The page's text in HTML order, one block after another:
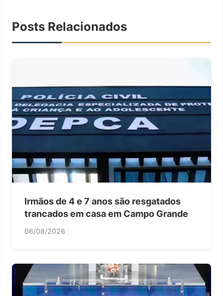
Posts Relacionados
Irmãos de 4 e 7 anos são resgatados
trancados em casa em Campo Grande
06/08/2026